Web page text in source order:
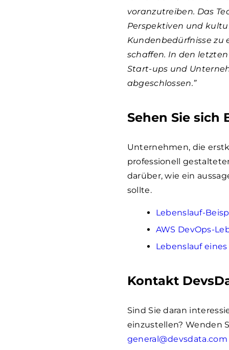
voranzutreiben. Das
Perspektiven und
Kundenbedürfnisse
schaffen. In den
Start-ups und
abgeschlossen.”
Sehen Sie sich
Unternehmen, die
professionell
darüber, wie ein
sollte.
Lebenslauf-
AWS DevOps-
Lebenslauf
Kontakt
Sind Sie daran
einzustellen? Wenden
general@devsdata.com